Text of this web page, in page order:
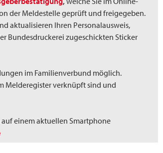
der Meldestelle geprüft und freigegeben.
aktualisieren Ihren Personalausweis,
Bundesdruckerei zugeschickten Sticker
im Familienverbund möglich.
Melderegister verknüpft sind und
einem aktuellen Smartphone